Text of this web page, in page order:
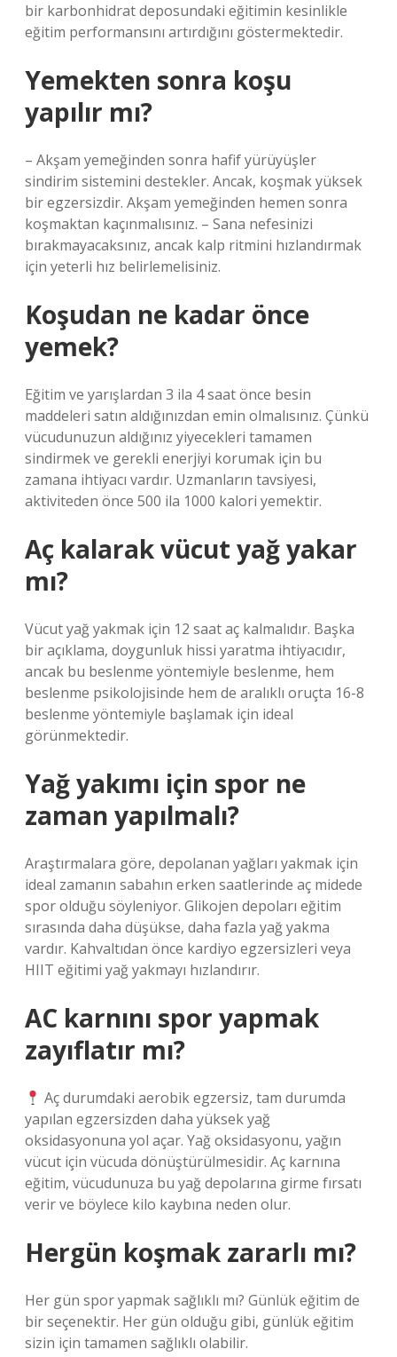
bir karbonhidrat deposundaki eğitimin kesinlikle
eğitim performansını artırdığını göstermektedir.
Yemekten sonra koşu
yapılır mı?
– Akşam yemeğinden sonra hafif yürüyüşler
sindirim sistemini destekler. Ancak, koşmak yüksek
bir egzersizdir. Akşam yemeğinden hemen sonra
koşmaktan kaçınmalısınız. – Sana nefesinizi
bırakmayacaksınız, ancak kalp ritmini hızlandırmak
için yeterli hız belirlemelisiniz.
Koşudan ne kadar önce
yemek?
Eğitim ve yarışlardan 3 ila 4 saat önce besin
maddeleri satın aldığınızdan emin olmalısınız. Çünkü
vücudunuzun aldığınız yiyecekleri tamamen
sindirmek ve gerekli enerjiyi korumak için bu
zamana ihtiyacı vardır. Uzmanların tavsiyesi,
aktiviteden önce 500 ila 1000 kalori yemektir.
Aç kalarak vücut yağ yakar
mı?
Vücut yağ yakmak için 12 saat aç kalmalıdır. Başka
bir açıklama, doygunluk hissi yaratma ihtiyacıdır,
ancak bu beslenme yöntemiyle beslenme, hem
beslenme psikolojisinde hem de aralıklı oruçta 16-8
beslenme yöntemiyle başlamak için ideal
görünmektedir.
Yağ yakımı için spor ne
zaman yapılmalı?
Araştırmalara göre, depolanan yağları yakmak için
ideal zamanın sabahın erken saatlerinde aç midede
spor olduğu söyleniyor. Glikojen depoları eğitim
sırasında daha düşükse, daha fazla yağ yakma
vardır. Kahvaltıdan önce kardiyo egzersizleri veya
HIIT eğitimi yağ yakmayı hızlandırır.
AC karnını spor yapmak
zayıflatır mı?
Aç durumdaki aerobik egzersiz, tam durumda
yapılan egzersizden daha yüksek yağ
oksidasyonuna yol açar. Yağ oksidasyonu, yağın
vücut için vücuda dönüştürülmesidir. Aç karnına
eğitim, vücudunuza bu yağ depolarına girme fırsatı
verir ve böylece kilo kaybına neden olur.
Hergün koşmak zararlı mı?
Her gün spor yapmak sağlıklı mı? Günlük eğitim de
bir seçenektir. Her gün olduğu gibi, günlük eğitim
sizin için tamamen sağlıklı olabilir.